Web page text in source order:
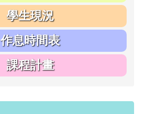
學生現況
作息時間表
課程計畫